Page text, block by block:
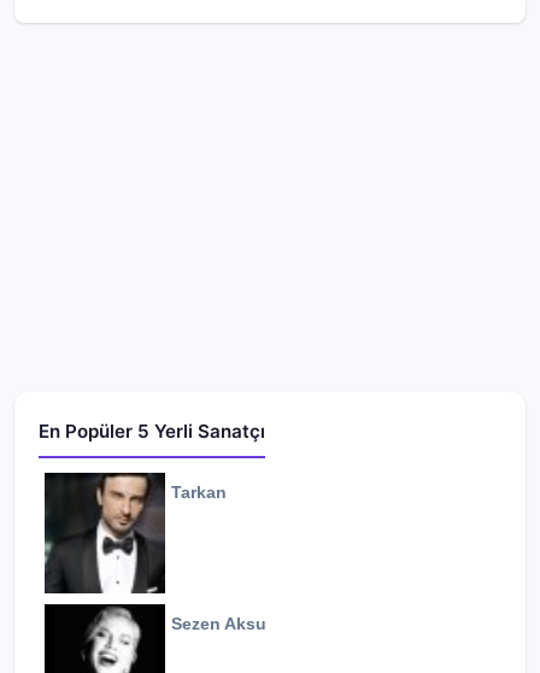
En Popüler 5 Yerli Sanatçı
Tarkan
Sezen Aksu